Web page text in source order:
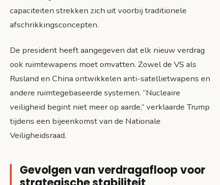
capaciteiten strekken zich uit voorbij traditionele
afschrikkingsconcepten.
De president heeft aangegeven dat elk nieuw verdrag
ook ruimtewapens moet omvatten. Zowel de VS als
Rusland en China ontwikkelen anti-satellietwapens en
andere ruimtegebaseerde systemen. “Nucleaire
veiligheid begint niet meer op aarde,” verklaarde Trump
tijdens een bijeenkomst van de Nationale
Veiligheidsraad.
Gevolgen van verdragafloop voor